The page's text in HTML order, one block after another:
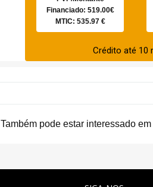
Financiado: 519.00€
MTIC: 535.97 €
Crédito até 10
Também pode estar interessado em